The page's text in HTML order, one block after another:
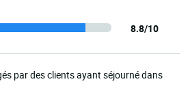
8.8/10
par des clients ayant séjourné dans